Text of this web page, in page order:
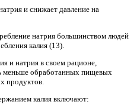
и снижает давление на
натрия большинством людей
калия (13).
и натрия в своем рационе,
меньше обработанных пищевых
продуктов.
калия включают: